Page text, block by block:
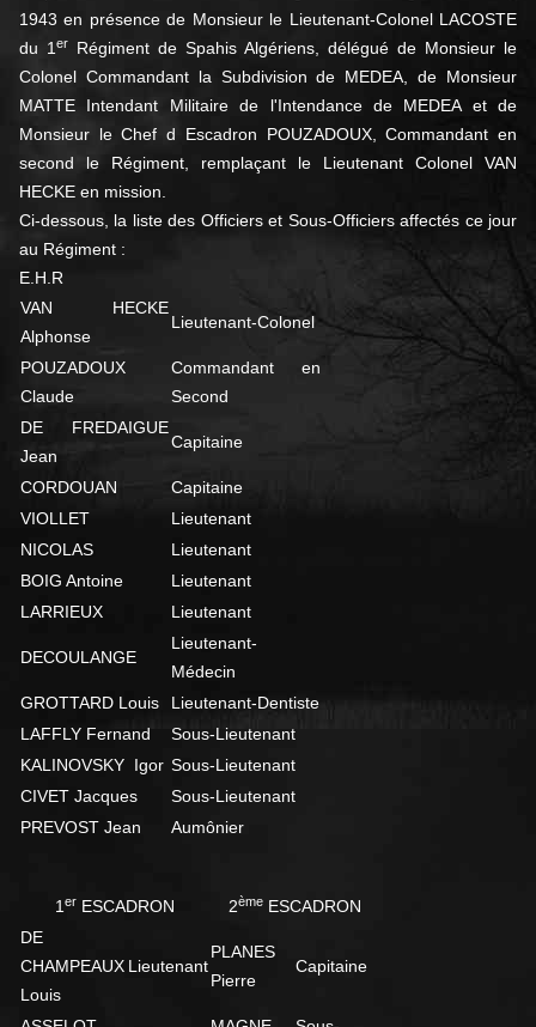
1943 en présence de Monsieur le Lieutenant-Colonel LACOSTE
du 1 er
Régiment de Spahis Algériens, délégué de Monsieur le
Colonel Commandant la Subdivision de MEDEA, de Monsieur
MATTE Intendant Militaire de l'Intendance de MEDEA et de
Monsieur le Chef d Escadron POUZADOUX, Commandant en
second le Régiment, remplaçant le Lieutenant Colonel VAN
HECKE en mission.
Ci-dessous, la liste des Officiers et Sous-Officiers affectés ce jour
au Régiment :
E.H.R
VAN HECKE
Alphonse
Lieutenant-Colonel
POUZADOUX
Claude
Commandant en
Second
DE FREDAIGUE
Jean
Capitaine
CORDOUAN
Capitaine
VIOLLET
Lieutenant
NICOLAS
Lieutenant
BOIG Antoine
Lieutenant
LARRIEUX
Lieutenant
DECOULANGE
Lieutenant-
Médecin
GROTTARD Louis
Lieutenant-Dentiste
LAFFLY Fernand
Sous-Lieutenant
KALINOVSKY Igor Sous-Lieutenant
CIVET Jacques
Sous-Lieutenant
PREVOST Jean
Aumônier
1 erESCADRON 2èmeESCADRON
DE
CHAMPEAUX
Louis
Lieutenant
PLANES
Pierre
Capitaine